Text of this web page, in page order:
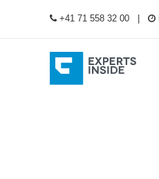
+41 71 558 32 00